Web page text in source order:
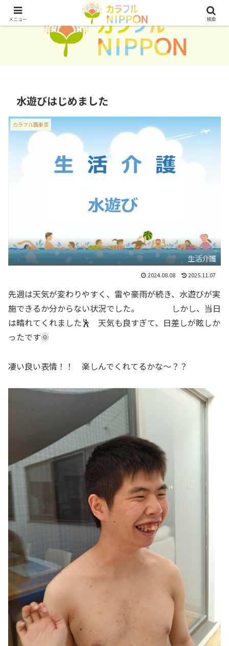
水遊びはじめました
カラフル西東京
生活介護
2024.08.08 2025.11.07
先週は天気が変わりやすく、雷や豪雨が続き、水遊びが実
施できるか分からない状況でした。 しかし、当日
は晴れてくれました🕺 天気も良すぎて、日差しが眩しか
ったです🌞
凄い良い表情！！ 楽しんでくれてるかな～？？
メニュー 検索